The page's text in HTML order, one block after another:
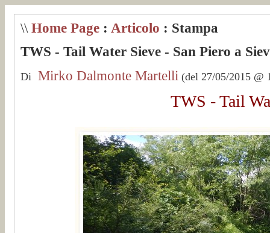
\\ Home Page : Articolo : Stampa
TWS - Tail Water Sieve - San Piero a
Di Mirko Dalmonte Martelli (del 27/05/2015 @
TWS - Tail